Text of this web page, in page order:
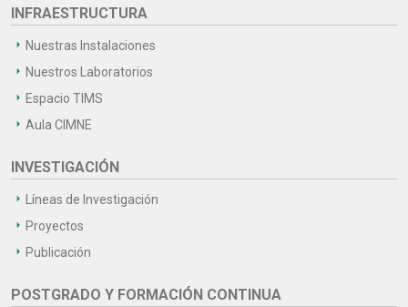
INFRAESTRUCTURA
Nuestras Instalaciones
Nuestros Laboratorios
Espacio TIMS
Aula CIMNE
INVESTIGACIÓN
Líneas de Investigación
Proyectos
Publicación
POSTGRADO Y FORMACIÓN CONTINUA